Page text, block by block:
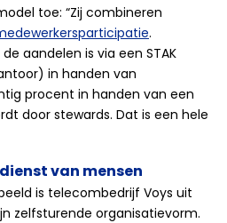
toe: “Zij combineren
.
aandelen is via een STAK
in handen van
procent in handen van een
door stewards. Dat is een hele
van mensen
is telecombedrijf Voys uit
zelfsturende organisatievorm.